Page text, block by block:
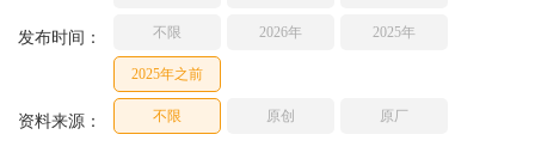
发布时间： 不限 2026年 2025年
2025年之前
资料来源： 不限 原创 原厂